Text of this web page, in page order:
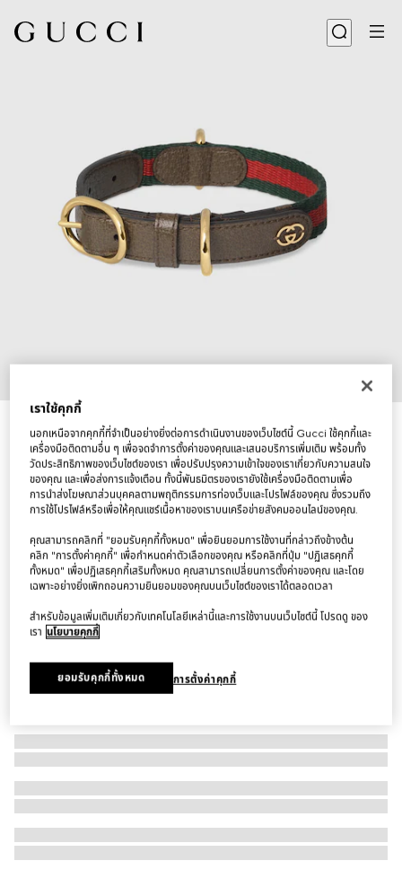
ปลอกคอ Small/medium pet collar
฿10,500
ตัวแปรผ้าสีเขียวและสีแดง
เราใช้คุกกี้
นอกเหนือจากคุกกี้ที่จำเป็นอย่างยิ่งต่อการดำเนินงานของเว็บไซต์นี้ Gucci ใช้คุกกี้และ
เครื่องมือติดตามอื่น ๆ เพื่อจดจำการตั้งค่าของคุณและเสนอบริการเพิ่มเติม พร้อมทั้ง
วัดประสิทธิภาพของเว็บไซต์ของเรา เพื่อปรับปรุงความเข้าใจของเราเกี่ยวกับความสนใจ
ของคุณ และเพื่อส่งการแจ้งเตือน ทั้งนี้พันธมิตรของเรายังใช้เครื่องมือติดตามเพื่อ
การนำส่งโฆษณาส่วนบุคคลตามพฤติกรรมการท่องเว็บและโปรไฟล์ของคุณ ซึ่งรวมถึง
การใช้โปรไฟล์หรือเพื่อให้คุณแชร์เนื้อหาของเราบนเครือข่ายสังคมออนไลน์ของคุณ.
คุณสามารถคลิกที่ "ยอมรับคุกกี้ทั้งหมด" เพื่อยินยอมการใช้งานที่กล่าวถึงข้างต้น
คลิก "การตั้งค่าคุกกี้" เพื่อกำหนดค่าตัวเลือกของคุณ หรือคลิกที่ปุ่ม "ปฏิเสธคุกกี้
ทั้งหมด" เพื่อปฏิเสธคุกกี้เสริมทั้งหมด คุณสามารถเปลี่ยนการตั้งค่าของคุณ และโดย
เฉพาะอย่างยิ่งเพิกถอนความยินยอมของคุณบนเว็บไซต์ของเราได้ตลอดเวลา
สำหรับข้อมูลเพิ่มเติมเกี่ยวกับเทคโนโลยีเหล่านี้และการใช้งานบนเว็บไซต์นี้ โปรดดู ของ
เรา นโยบายคุกกี้
การตั้งค่าคุกกี้
ยอมรับคุกกี้ทั้งหมด